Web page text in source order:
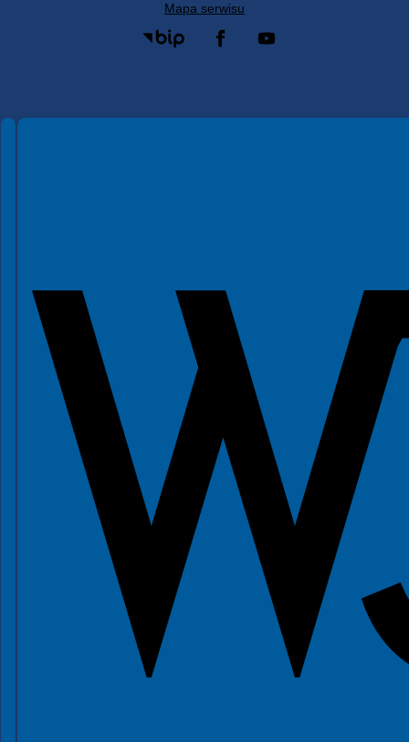
Mapa serwisu
Spełniamy standardy WCAG 2.2
Spełniamy standardy W3C